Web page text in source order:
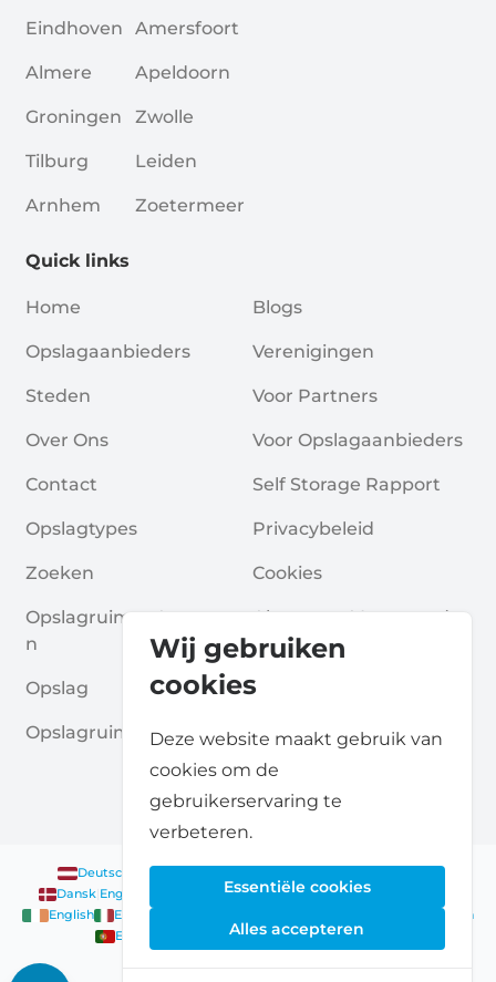
Wij gebruiken
cookies
Deze website maakt gebruik van
cookies om de
gebruikerservaring te
verbeteren.
Essentiële cookies
Alles accepteren
Eindhoven
Almere
Groningen
Tilburg
Arnhem
Amersfoort
Apeldoorn
Zwolle
Leiden
Zoetermeer
Quick links
Home
Opslagaanbieders
Steden
Over Ons
Contact
Opslagtypes
Zoeken
Opslagruimte Aanvrage
N
Opslag
Opslagruimte Gidsen
Blogs
Verenigingen
Voor Partners
Voor Opslagaanbieders
Self Storage Rapport
Privacybeleid
Cookies
Algemene Voorwaarde
N
Veelgestelde Vragen
Deutsch English
Dansk English Français|English Deutsch
English
English
English
English
Español|English Svenska|English